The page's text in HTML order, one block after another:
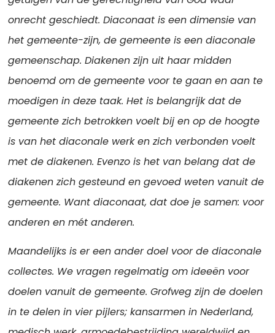
onrecht geschiedt. Diaconaat is een dimensie van
het gemeente-zijn, de gemeente is een diaconale
gemeenschap. Diakenen zijn uit haar midden
benoemd om de gemeente voor te gaan en aan te
moedigen in deze taak. Het is belangrijk dat de
gemeente zich betrokken voelt bij en op de hoogte
is van het diaconale werk en zich verbonden voelt
met de diakenen. Evenzo is het van belang dat de
diakenen zich gesteund en gevoed weten vanuit de
gemeente. Want diaconaat, dat doe je samen: voor
anderen en mét anderen.
Maandelijks is er een ander doel voor de diaconale
collectes. We vragen regelmatig om ideeën voor
doelen vanuit de gemeente. Grofweg zijn de doelen
in te delen in vier pijlers; kansarmen in Nederland,